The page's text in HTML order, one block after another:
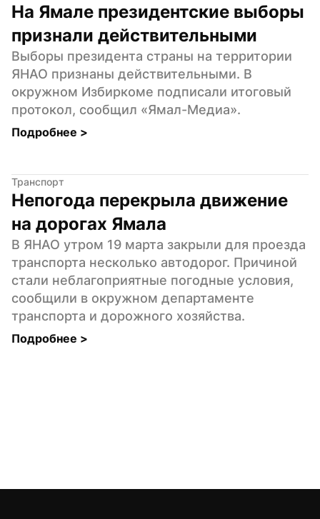
На Ямале президентские выборы
признали действительными
Выборы президента страны на территории
ЯНАО признаны действительными. В
окружном Избиркоме подписали итоговый
протокол, сообщил «Ямал-Медиа».
Подробнее >
Транспорт
Непогода перекрыла движение
на дорогах Ямала
В ЯНАО утром 19 марта закрыли для проезда
транспорта несколько автодорог. Причиной
стали неблагоприятные погодные условия,
сообщили в окружном департаменте
транспорта и дорожного хозяйства.
Подробнее >